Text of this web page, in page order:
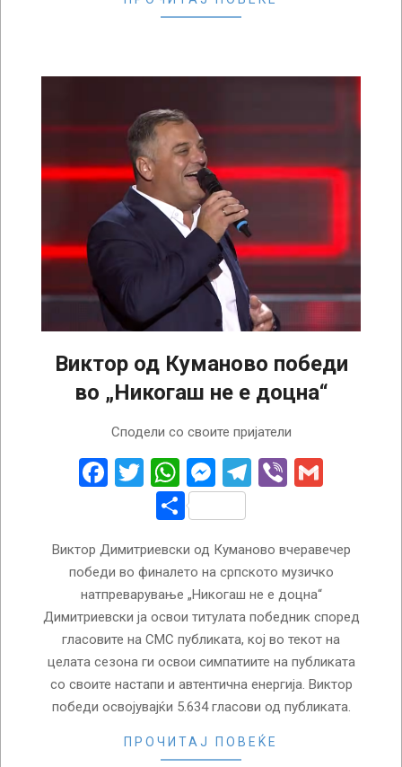
Виктор од Куманово победи
во „Никогаш не е доцна“
Сподели со своите пријатели
Facebook
Twitter
WhatsApp
Messenger
Telegram
Viber
Share
Виктор Димитриевски од Куманово вчеравечер
победи во финалето на српското музичко
натпреварување „Никогаш не е доцна“
Димитриевски ја освои титулата победник според
гласовите на СМС публиката, кој во текот на
целата сезона ги освои симпатиите на публиката
со своите настапи и автентична енергија. Виктор
победи освојувајќи 5.634 гласови од публиката.
ПРОЧИТАЈ ПОВЕЌЕ